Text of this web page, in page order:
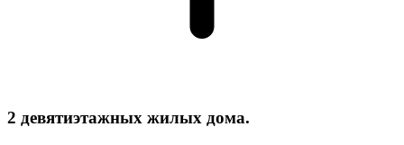
2 девятиэтажных жилых дома.